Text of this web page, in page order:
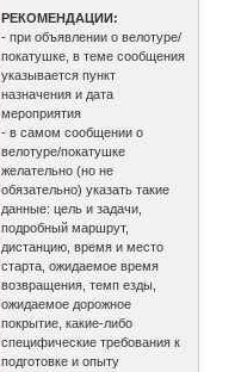
РЕКОМЕНДАЦИИ:
- при объявлении о велотуре/
покатушке, в теме сообщения
указывается пункт
назначения и дата
мероприятия
- в самом сообщении о
велотуре/покатушке
желательно (но не
обязательно) указать такие
данные: цель и задачи,
подробный маршрут,
дистанцию, время и место
старта, ожидаемое время
возвращения, темп езды,
ожидаемое дорожное
покрытие, какие-либо
специфические требования к
подготовке и опыту